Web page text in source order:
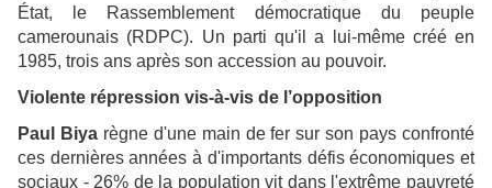
État, le Rassemblement démocratique du peuple
camerounais (RDPC). Un parti qu'il a lui-même créé en
1985, trois ans après son accession au pouvoir.
Violente répression vis-à-vis de l’opposition
Paul Biyarègne d'une main de fer sur son pays confronté
ces dernières années à d'importants défis économiques et
sociaux - 26% de la population vit dans l'extrême pauvreté